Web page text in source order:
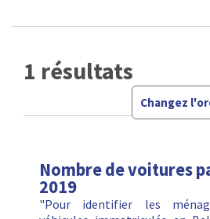
1 résultats
Changez
Nombre de voitures
2019
"Pour identifier les